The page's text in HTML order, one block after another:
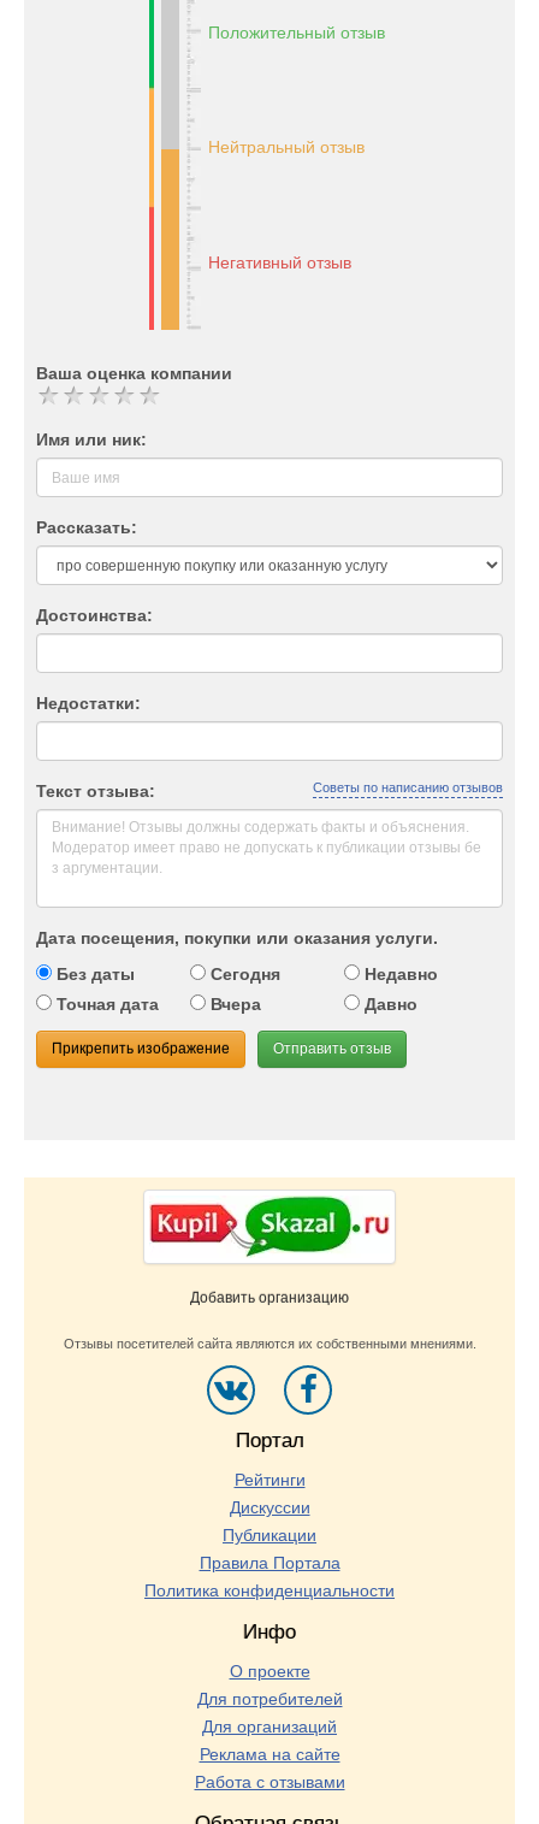
Положительный отзыв
Нейтральный отзыв
Негативный отзыв
Ваша оценка компании
Имя или ник:
Рассказать:
Достоинства:
Недостатки:
Текст отзыва: Советы по написанию отзывов
Дата посещения, покупки или оказания услуги.
Без даты
Сегодня
Недавно
Точная дата
Вчера Давно
Прикрепить изображение Отправить отзыв
Добавить организацию
Отзывы посетителей сайта являются их собственными мнениями.
Портал
Рейтинги
Дискуссии
Публикации
Правила Портала
Политика конфиденциальности
Инфо
О проекте
Для потребителей
Для организаций
Реклама на сайте
Работа с отзывами